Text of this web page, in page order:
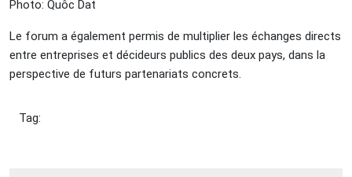
Photo: Quôc Dat
Le forum a également permis de multiplier les échanges directs
entre entreprises et décideurs publics des deux pays, dans la
perspective de futurs partenariats concrets.
Tag: